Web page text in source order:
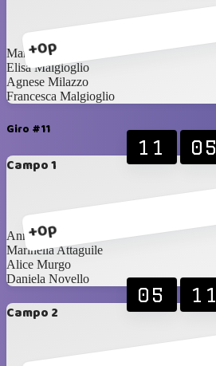
+0p
Maria Palermo
Elisa Malgioglio
Agnese Milazzo
Francesca Malgioglio
Giro #11
Campo 1
+0p
11 05
Annalisa Marletta
Marinella Attaguile
Alice Murgo
Daniela Novello
Campo 2
05 11